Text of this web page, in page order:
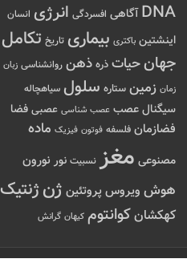
DNA آگاهی افسردگی انرژی انسان
اینشتین باکتری بیماری تاریخ تکامل
جهانحیات ذره ذهن روانشناسی زبان
زمان زمین ستاره سلول سیاهچاله
سیگنالعصب عصب شناسی عصبی فضا
فضازمان فلسفه فوتون فیزیک ماده
مصنوعی مغز نسبیت نور نورون
هوش ویروس پروتئین ژنژنتیک
کهکشانکوانتوم کیهان گرانش